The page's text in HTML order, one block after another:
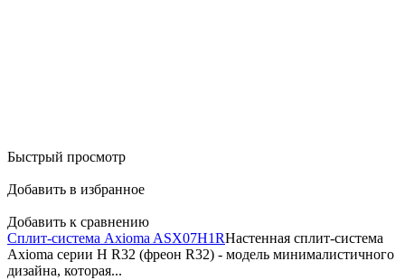
Быстрый просмотр
Добавить в избранное
Добавить к сравнению
Сплит-система Axioma ASX07H1RНастенная сплит-система
Axioma серии H R32 (фреон R32) - модель минималистичного
дизайна, которая...